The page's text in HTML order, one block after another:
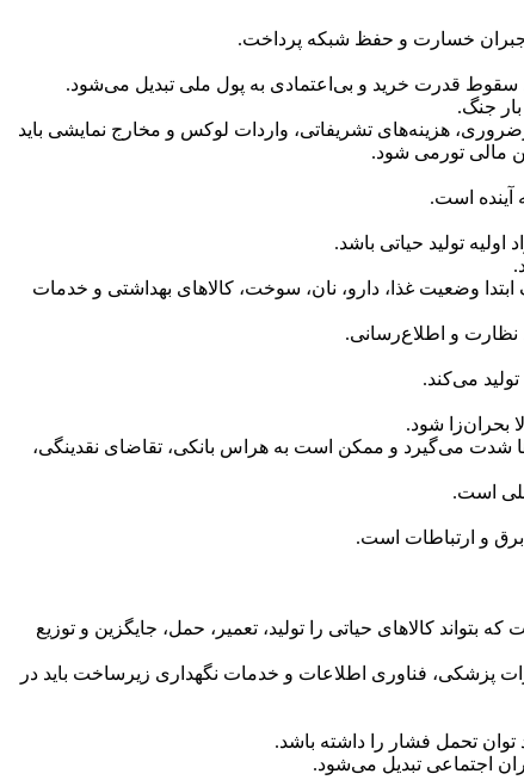
جبران خسارت و حفظ شبکه پرداخت.
سقوط قدرت خرید و بی‌اعتمادی به پول ملی تبدیل می‌شود.
جنگ.
هزینه‌های تشریفاتی، واردات لوکس و مخارج نمایشی باید
مالی تورمی شود.
آینده است.
تولید حیاتی باشد.
وضعیت غذا، دارو، نان، سوخت، کالاهای بهداشتی و خدمات
نظارت و اطلاع‌رسانی.
می‌کند.
بحران‌زا شود.
آن‌ها شدت می‌گیرد و ممکن است به هراس بانکی، تقاضای نقدینگی،
ملی است.
برق و ارتباطات است.
کالاهای حیاتی را تولید، تعمیر، حمل، جایگزین و توزیع
پزشکی، فناوری اطلاعات و خدمات نگهداری زیرساخت باید در
تحمل فشار را داشته باشد.
اجتماعی تبدیل می‌شود.